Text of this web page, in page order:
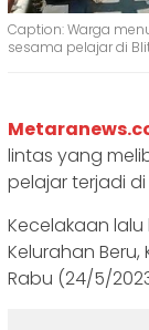
Caption: Warga
sesama pelajar di
lintas yang
pelajar terjadi
Kecelakaan
Kelurahan
Rabu (24/5/